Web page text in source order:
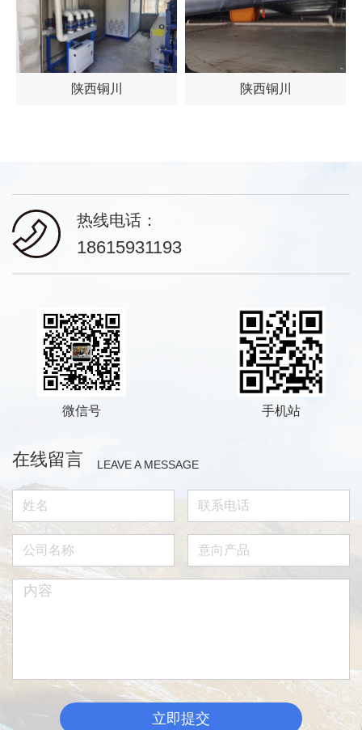
陕西铜川 陕西铜川
热线电话：
18615931193
微信号 手机站
在线留言 LEAVE A MESSAGE
立即提交